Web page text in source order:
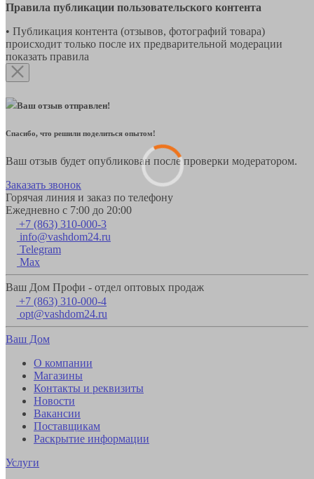
Правила публикации пользовательского контента
• Публикация контента (отзывов, фотографий товара)
происходит только после их предварительной модерации
показать правила
Ваш отзыв отправлен!
Спасибо, что решили поделиться опытом!
Ваш отзыв будет опубликован после проверки модератором.
Заказать звонок
Горячая линия и заказ по телефону
Ежедневно с 7:00 до 20:00
+7 (863) 310-000-3
info@vashdom24.ru
Telegram
Max
Ваш Дом Профи - отдел оптовых продаж
+7 (863) 310-000-4
opt@vashdom24.ru
Ваш Дом
О компании
Магазины
Контакты и реквизиты
Новости
Вакансии
Поставщикам
Раскрытие информации
Услуги